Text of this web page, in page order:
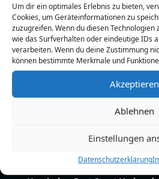
Um dir ein optimales Erlebnis zu bieten,
Cookies, um Geräteinformationen zu
zuzugreifen. Wenn du diesen
wie das Surfverhalten oder eindeutige IDs
verarbeiten. Wenn du deine Zustimmung
können bestimmte Merkmale und
Akzeptieren
Ablehnen
Einstellungen
Datenschutzerklärung
Turnierbeginn: 19:00 Uhr
Turnierleiter:Tobias Wenzel
Telefon:017624341635
E-Mail: 231184@netterchef.de